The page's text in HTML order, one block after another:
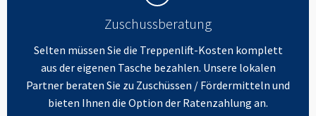
Zuschussberatung
Selten müssen Sie die Treppenlift-Kosten komplett
aus der eigenen Tasche bezahlen. Unsere lokalen
Partner beraten Sie zu Zuschüssen / Fördermitteln und
bieten Ihnen die Option der Ratenzahlung an.